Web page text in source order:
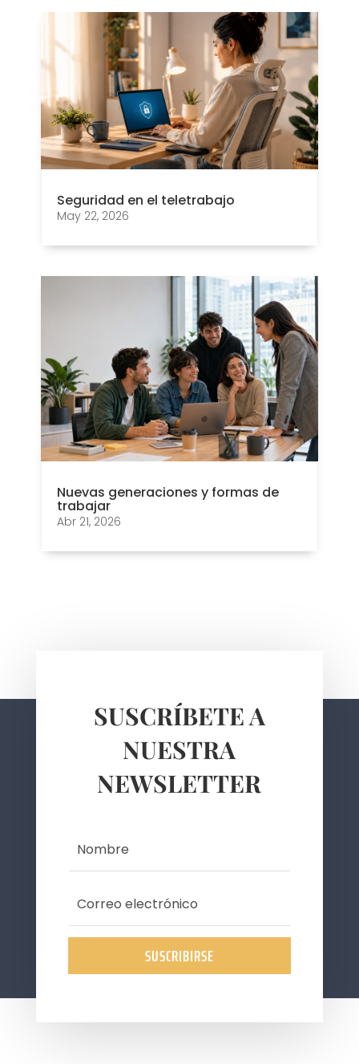
Seguridad en el teletrabajo
May 22, 2026
Nuevas generaciones y formas de
trabajar
Abr 21, 2026
SUSCRÍBETE A
NUESTRA
NEWSLETTER
SUSCRIBIRSE